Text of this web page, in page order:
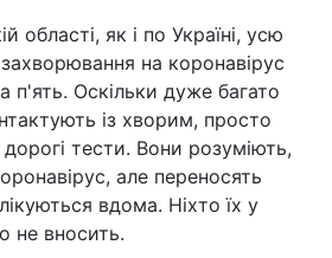
області, як і по Україні, усю
на коронавірус
Оскільки дуже багато
із хворим, просто
тести. Вони розуміють,
але переносять
вдома. Ніхто їх у
не вносить.